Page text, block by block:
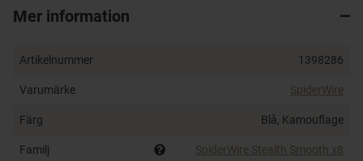
kastegenskaper och nötningstålighet utöver det
0,40 mm som håller för det mesta du kan tänka dig att
Knutstark
Mjuk lina för långa kast
Mer information
Artikelnummer 1398286
Varumärke SpiderWire
Färg Blå, Kamouflage
Familj SpiderWire Stealth Smooth x8